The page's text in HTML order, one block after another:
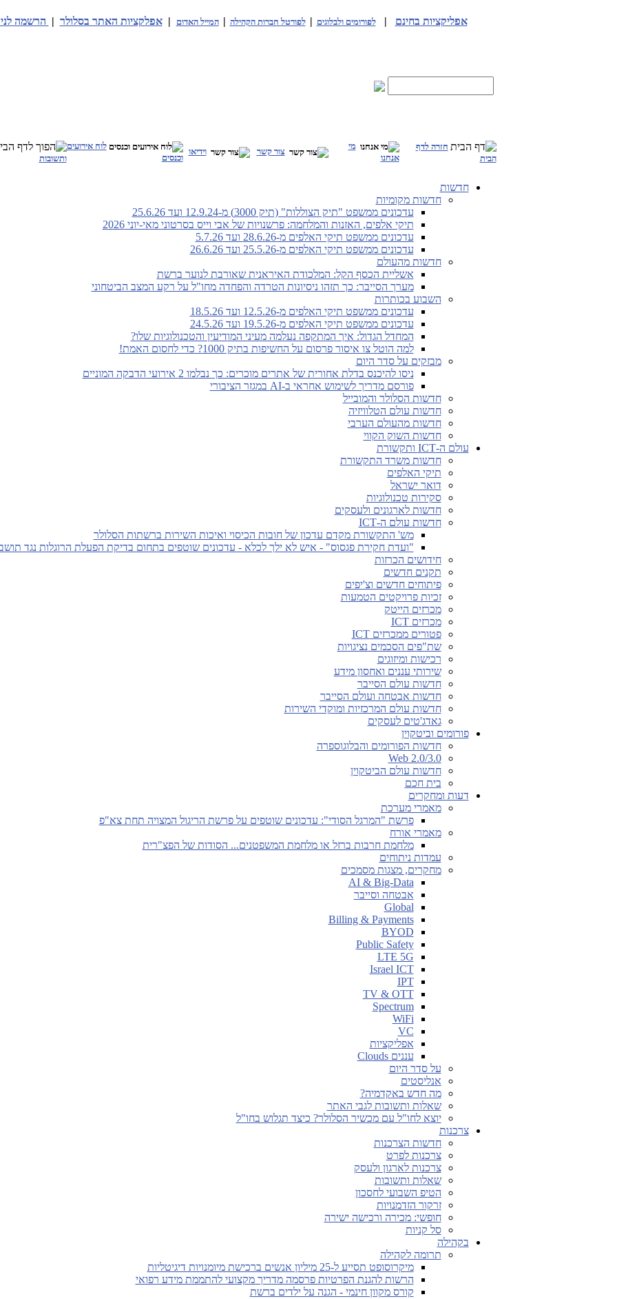
אפליקציות בחינם | לפורומים ולבלוגים | לפורטל חברות הקהילה | המייל האדום |אפלקציות האתר בסלולר | הרשמה
חזרה לדף
הבית
מי
אנחנו
צור קשר וידיאו
לוח אירועים
וכנסים
ותשובות
חדשות
חדשות מקומיות
עדכונים ממשפט "תיק הצוללות" (תיק 3000) מ-12.9.24 ועד 25.6.26
תיקי אלפים, האזנות והמלחמה: פרשנויות של אבי וייס בסרטוני מאי-יוני 2026
עדכונים ממשפט תיקי האלפים מ-28.6.26 ועד 5.7.26
עדכונים ממשפט תיקי האלפים מ-25.5.26 ועד 26.6.26
חדשות מהעולם
אשליית הכסף הקל: המלכודת האיראנית שאורבת לנוער ברשת
מערך הסייבר: כך תזהו ניסיונות הטרדה והפחדה מחו"ל על רקע המצב הביטחוני
השבוע בכותרות
עדכונים ממשפט תיקי האלפים מ-12.5.26 ועד 18.5.26
עדכונים ממשפט תיקי האלפים מ-19.5.26 ועד 24.5.26
המחדל הגדול: איך המתקפה נעלמה מעיני המודיעין והטכנולוגיות שלו?
למה הוטל צו איסור פרסום על החשיפות בתיק 1000? כדי לחסום האמת!
מבזקים על סדר היום
ניסו להיכנס בדלת אחורית של אתרים מוכרים: כך נבלמו 2 אירועי הדבקה המוניים
פורסם מדריך לשימוש אחראי ב-AI במגזר הציבורי
חדשות הסלולר והמובייל
חדשות עולם הטלוויזיה
חדשות מהעולם הערבי
חדשות השוק הקווי
עולם ה-ICT ותקשורת
חדשות משרד התקשורת
תיקי האלפים
דואר ישראל
סקירות טכנולוגיות
חדשות לארגונים ולעסקים
חדשות עולם ה-ICT
מש' התקשורת מקדם עדכון של חובות הכיסוי ואיכות השירות ברשתות הסלולר
"ועדת חקירת פגסוס" - איש לא ילך לכלא - עדכונים שוטפים בתחום בדיקת הפעלת הרוגלות נגד
חידושים הכרזות
תקנים חדשים
פיתוחים חדשים וצ'יפים
זכיות פרויקטים הטמעות
מכרזים הייטק
מכרזים ICT
פטורים ממכרזים ICT
שת"פים הסכמים נציגויות
רכישות ומיזוגים
שירותי עננים ואחסון מידע
חדשות עולם הסייבר
חדשות אבטחה ועולם הסייבר
חדשות עולם המרכזיות ומוקדי השירות
גאדג'טים לעסקים
פורומים וביטקוין
חדשות הפורומים והבלוגוספרה
Web 2.0/3.0
חדשות עולם הביטקוין
בית חכם
דעות ומחקרים
מאמרי מערכת
פרשת "המרגל הסודי": עדכונים שוטפים על פרשת הריגול המצויה תחת צא"פ
מאמרי אורח
מלחמת חרבות ברזל או מלחמת המשפטנים... הסודות של הפצ"רית
עמדות ניתוחים
מחקרים, מצגות מסמכים
AI & Big-Data
אבטחה וסייבר
Global
Billing & Payments
BYOD
Public Safety
LTE 5G
Israel ICT
IPT
TV & OTT
Spectrum
WiFi
VC
אפליקציות
עננים Clouds
על סדר היום
אנליסטים
מה חדש באקדמיה?
שאלות ותשובות לגבי האתר
יוצא לחו"ל עם מכשיר הסלולר? כיצד תגלוש בחו"ל
צרכנות
חדשות הצרכנות
צרכנות לפרט
צרכנות לארגון ולעסק
שאלות ותשובות
הטיפ השבועי לחסכון
זרקור הזדמנויות
חופשי: מכירה ורכישה ישירה
סל קניות
בקהילה
תרומה לקהילה
מיקרוסופט תסייע ל-25 מיליון אנשים ברכישת מיומנויות דיגיטליות
הרשות להגנת הפרטיות פרסמה מדריך מקצועי להתממת מידע רפואי
קורס מקוון חינמי - הגנה על ילדים ברשת